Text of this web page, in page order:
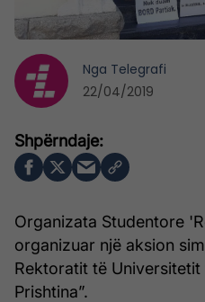
Organizata Studentore
organizuar një aksion
Rektoratit të Universitetit
Prishtina”.
Nga Telegrafi
22/04/2019